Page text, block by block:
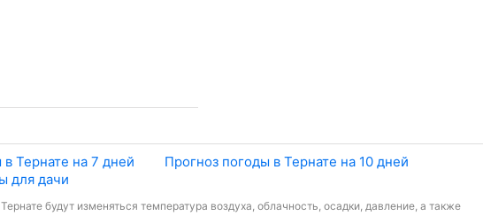
Тернате на 7 дней
Прогноз погоды в Тернате на 10 дней
для дачи
будут изменяться температура воздуха, облачность, осадки, давление, а также